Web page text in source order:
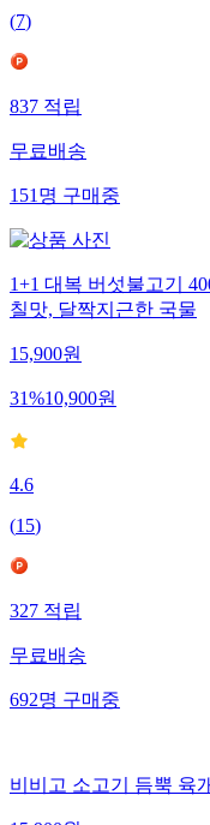
(7)
837적립
무료배송
151명구매중
1+1 대복 버섯불고기
칠맛, 달짝지근한 국물
15,900원
31%10,900원
4.6
(15)
327적립
무료배송
692명구매중
비비고 소고기 듬뿍 육